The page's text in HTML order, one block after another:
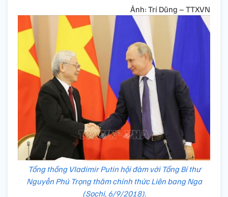
Ảnh: Trí Dũng – TTXVN
Tổng thống Vladimir Putin hội đàm với Tổng Bí thư
Nguyễn Phú Trọng thăm chính thức Liên bang Nga
(Sochi, 6/9/2018).